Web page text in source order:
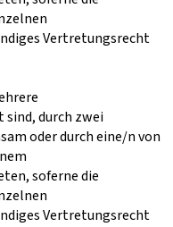
Vertretungsrecht
durch zwei
oder durch eine/n von
soferne die
Vertretungsrecht